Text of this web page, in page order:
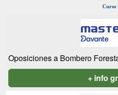
Curso
Oposiciones a Bombero
+ info